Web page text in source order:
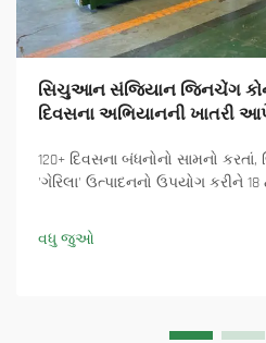
સિચુઆન સંજિયાન જિનચેંગ
દિવસના અભિયાનની ખાતરી
120+ દિવસના બંધનોનો સામનો
'ગેરિલા' ઉત્પાદનનો ઉપયોગ કરીને
વધુ માહિતી મેળવો.
વધુ જુઓ